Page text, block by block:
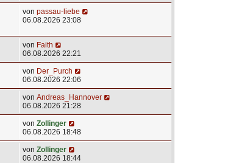
von passau-liebe
06.08.2026 23:08
von Faith
06.08.2026 22:21
von Der_Purch
06.08.2026 22:06
von Andreas_Hannover
06.08.2026 21:28
von Zollinger
06.08.2026 18:48
von Zollinger
06.08.2026 18:44